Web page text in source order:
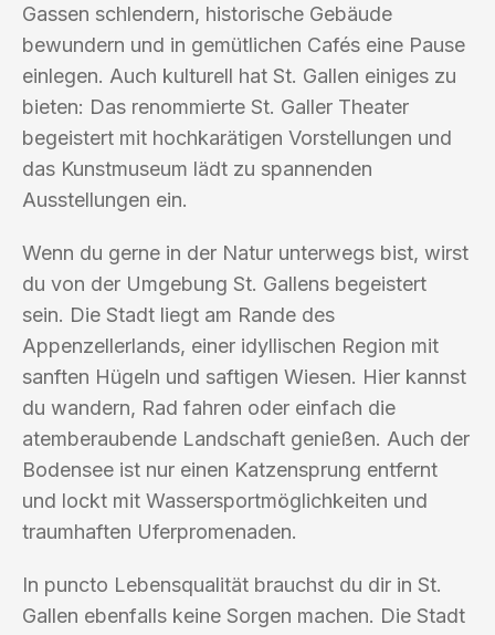
Gassen schlendern, historische Gebäude
bewundern und in gemütlichen Cafés eine Pause
einlegen. Auch kulturell hat St. Gallen einiges zu
bieten: Das renommierte St. Galler Theater
begeistert mit hochkarätigen Vorstellungen und
das Kunstmuseum lädt zu spannenden
Ausstellungen ein.
Wenn du gerne in der Natur unterwegs bist, wirst
du von der Umgebung St. Gallens begeistert
sein. Die Stadt liegt am Rande des
Appenzellerlands, einer idyllischen Region mit
sanften Hügeln und saftigen Wiesen. Hier kannst
du wandern, Rad fahren oder einfach die
atemberaubende Landschaft genießen. Auch der
Bodensee ist nur einen Katzensprung entfernt
und lockt mit Wassersportmöglichkeiten und
traumhaften Uferpromenaden.
In puncto Lebensqualität brauchst du dir in St.
Gallen ebenfalls keine Sorgen machen. Die Stadt